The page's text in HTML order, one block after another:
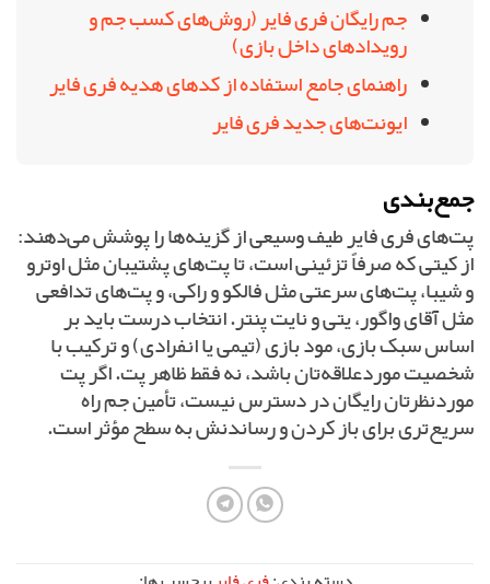
جم رایگان فری فایر (روش‌های کسب جم و
رویدادهای داخل بازی)
راهنمای جامع استفاده از کدهای هدیه فری فایر
ایونت‌های جدید فری فایر
جمع‌بندی
پت‌های فری فایر طیف وسیعی از گزینه‌ها را پوشش می‌دهند:
از کیتی که صرفاً تزئینی است، تا پت‌های پشتیبان مثل اوترو
و شیبا، پت‌های سرعتی مثل فالکو و راکی، و پت‌های تدافعی
مثل آقای واگور، یتی و نایت پنتر. انتخاب درست باید بر
اساس سبک بازی، مود بازی (تیمی یا انفرادی) و ترکیب با
شخصیت موردعلاقه‌تان باشد، نه فقط ظاهر پت. اگر پت
موردنظرتان رایگان در دسترس نیست، تأمین جم راه
سریع‌تری برای باز کردن و رساندنش به سطح مؤثر است.